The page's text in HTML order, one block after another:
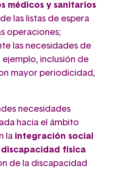
médicos y sanitarios
las listas de espera
operaciones;
las necesidades de
inclusión de
mayor periodicidad,
necesidades
hacia el ámbito
la integración social
discapacidad física
de la discapacidad